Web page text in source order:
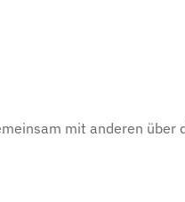
mit anderen über